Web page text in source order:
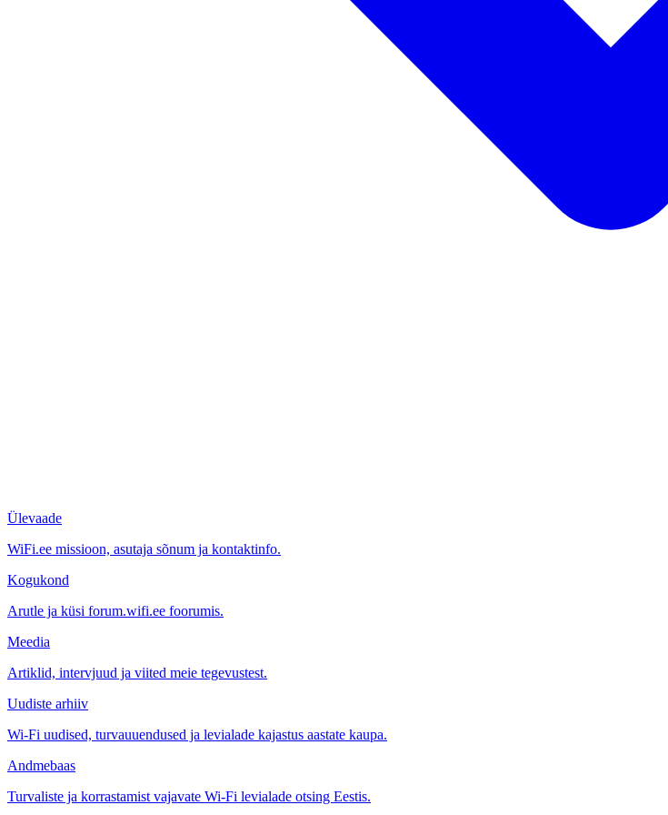
Ülevaade
WiFi.ee missioon, asutaja sõnum ja kontaktinfo.
Kogukond
Arutle ja küsi forum.wifi.ee foorumis.
Meedia
Artiklid, intervjuud ja viited meie tegevustest.
Uudiste arhiiv
Wi-Fi uudised, turvauuendused ja levialade kajastus aastate kaupa.
Andmebaas
Turvaliste ja korrastamist vajavate Wi-Fi levialade otsing Eestis.